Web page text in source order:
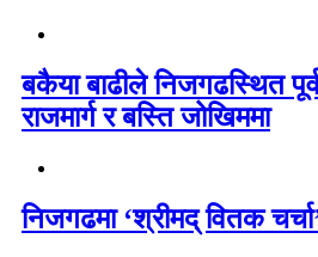
बकैया बाढीले निजगढस्थित
राजमार्ग र बस्ति जोखिममा
निजगढमा ‘श्रीमद् वितक